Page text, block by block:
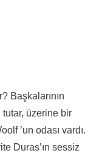
Başkalarının
üzerine bir
’un odası vardı.
Duras’ın sessiz